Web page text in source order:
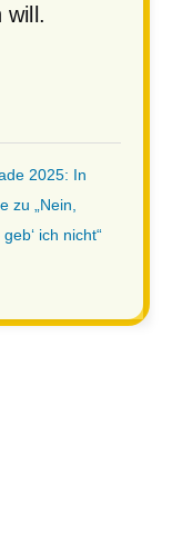
will.
2025: In
zu „Nein,
ich nicht“